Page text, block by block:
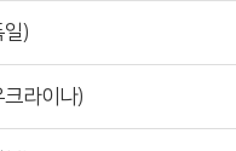
)
라이나)